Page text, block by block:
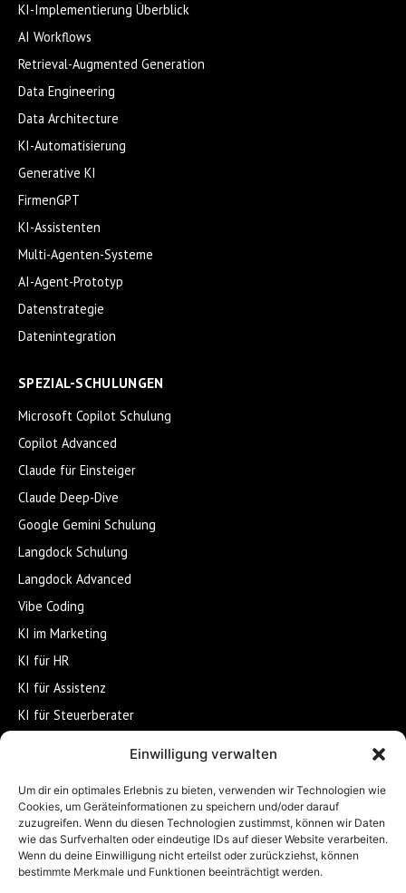
Einwilligung verwalten
Um dir ein optimales Erlebnis zu bieten, verwenden wir Technologien wie
Cookies, um Geräteinformationen zu speichern und/oder darauf
zuzugreifen. Wenn du diesen Technologien zustimmst, können wir Daten
wie das Surfverhalten oder eindeutige IDs auf dieser Website verarbeiten.
Wenn du deine Einwilligung nicht erteilst oder zurückziehst, können
bestimmte Merkmale und Funktionen beeinträchtigt werden.
KI-Implementierung Überblick
AI Workflows
Retrieval-Augmented Generation
Data Engineering
Data Architecture
KI-Automatisierung
Generative KI
FirmenGPT
KI-Assistenten
Multi-Agenten-Systeme
AI-Agent-Prototyp
Datenstrategie
Datenintegration
SPEZIAL-SCHULUNGEN
Microsoft Copilot Schulung
Copilot Advanced
Claude für Einsteiger
Claude Deep-Dive
Google Gemini Schulung
Langdock Schulung
Langdock Advanced
Vibe Coding
KI im Marketing
KI für HR
KI für Assistenz
KI für Steuerberater
KI-Workflows & Automatisierung
UNTERNEHMEN
Über SESTdigital